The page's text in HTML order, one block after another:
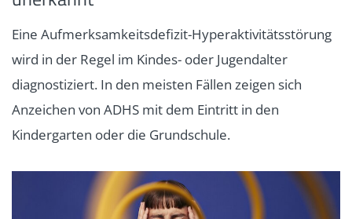
Eine Aufmerksamkeitsdefizit-Hyperaktivitätsstörung
wird in der Regel im Kindes- oder Jugendalter
diagnostiziert. In den meisten Fällen zeigen sich
Anzeichen von ADHS mit dem Eintritt in den
Kindergarten oder die Grundschule.